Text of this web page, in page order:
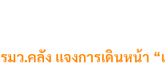
ว.คลัง แจงการเดินหน้า “